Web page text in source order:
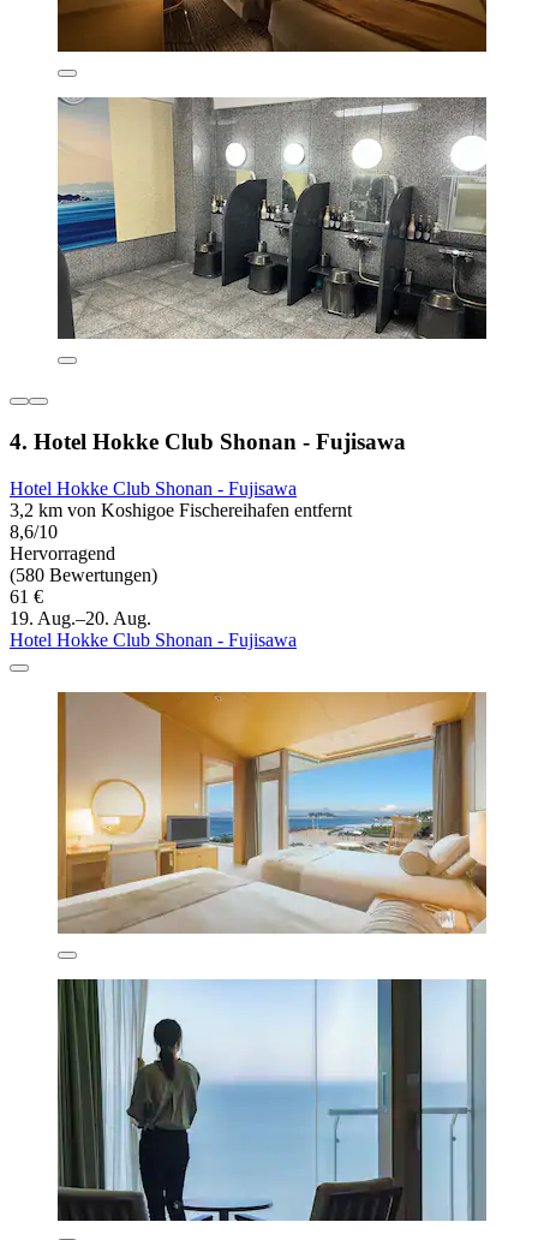
4. Hotel Hokke Club Shonan - Fujisawa
Hotel Hokke Club Shonan - Fujisawa
3,2 km von Koshigoe Fischereihafen entfernt
8,6/10
Hervorragend
(580 Bewertungen)
61 €
19. Aug.–20. Aug.
Hotel Hokke Club Shonan - Fujisawa